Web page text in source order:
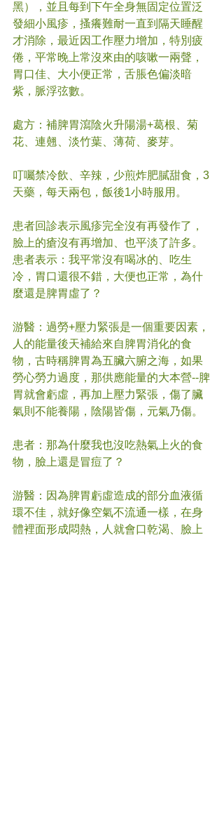
黑），並且每到下午全身無固定位置泛
發細小風疹，搔癢難耐一直到隔天睡醒
才消除，最近因工作壓力增加，特別疲
倦，平常晚上常沒來由的咳嗽一兩聲，
胃口佳、大小便正常，舌脹色偏淡暗
紫，脈浮弦數。
處方：補脾胃瀉陰火升陽湯+葛根、菊
花、連翹、淡竹葉、薄荷、麥芽。
叮囑禁冷飲、辛辣，少煎炸肥膩甜食，3
天藥，每天兩包，飯後1小時服用。
患者回診表示風疹完全沒有再發作了，
臉上的瘡沒有再增加、也平淡了許多。
患者表示：我平常沒有喝冰的、吃生
冷，胃口還很不錯，大便也正常，為什
麼還是脾胃虛了？
游醫：過勞+壓力緊張是一個重要因素，
人的能量後天補給來自脾胃消化的食
物，古時稱脾胃為五臟六腑之海，如果
勞心勞力過度，那供應能量的大本營--脾
胃就會虧虛，再加上壓力緊張，傷了臟
氣則不能養陽，陰陽皆傷，元氣乃傷。
患者：那為什麼我也沒吃熱氣上火的食
物，臉上還是冒痘了？
游醫：因為脾胃虧虛造成的部分血液循
環不佳，就好像空氣不流通一樣，在身
體裡面形成悶熱，人就會口乾渴、臉上